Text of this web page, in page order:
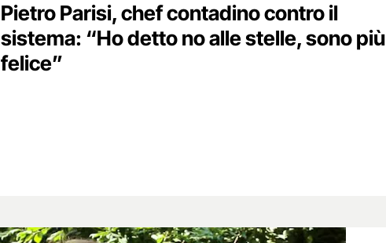
Pietro Parisi, chef contadino contro il
sistema: “Ho detto no alle stelle, sono più
felice”